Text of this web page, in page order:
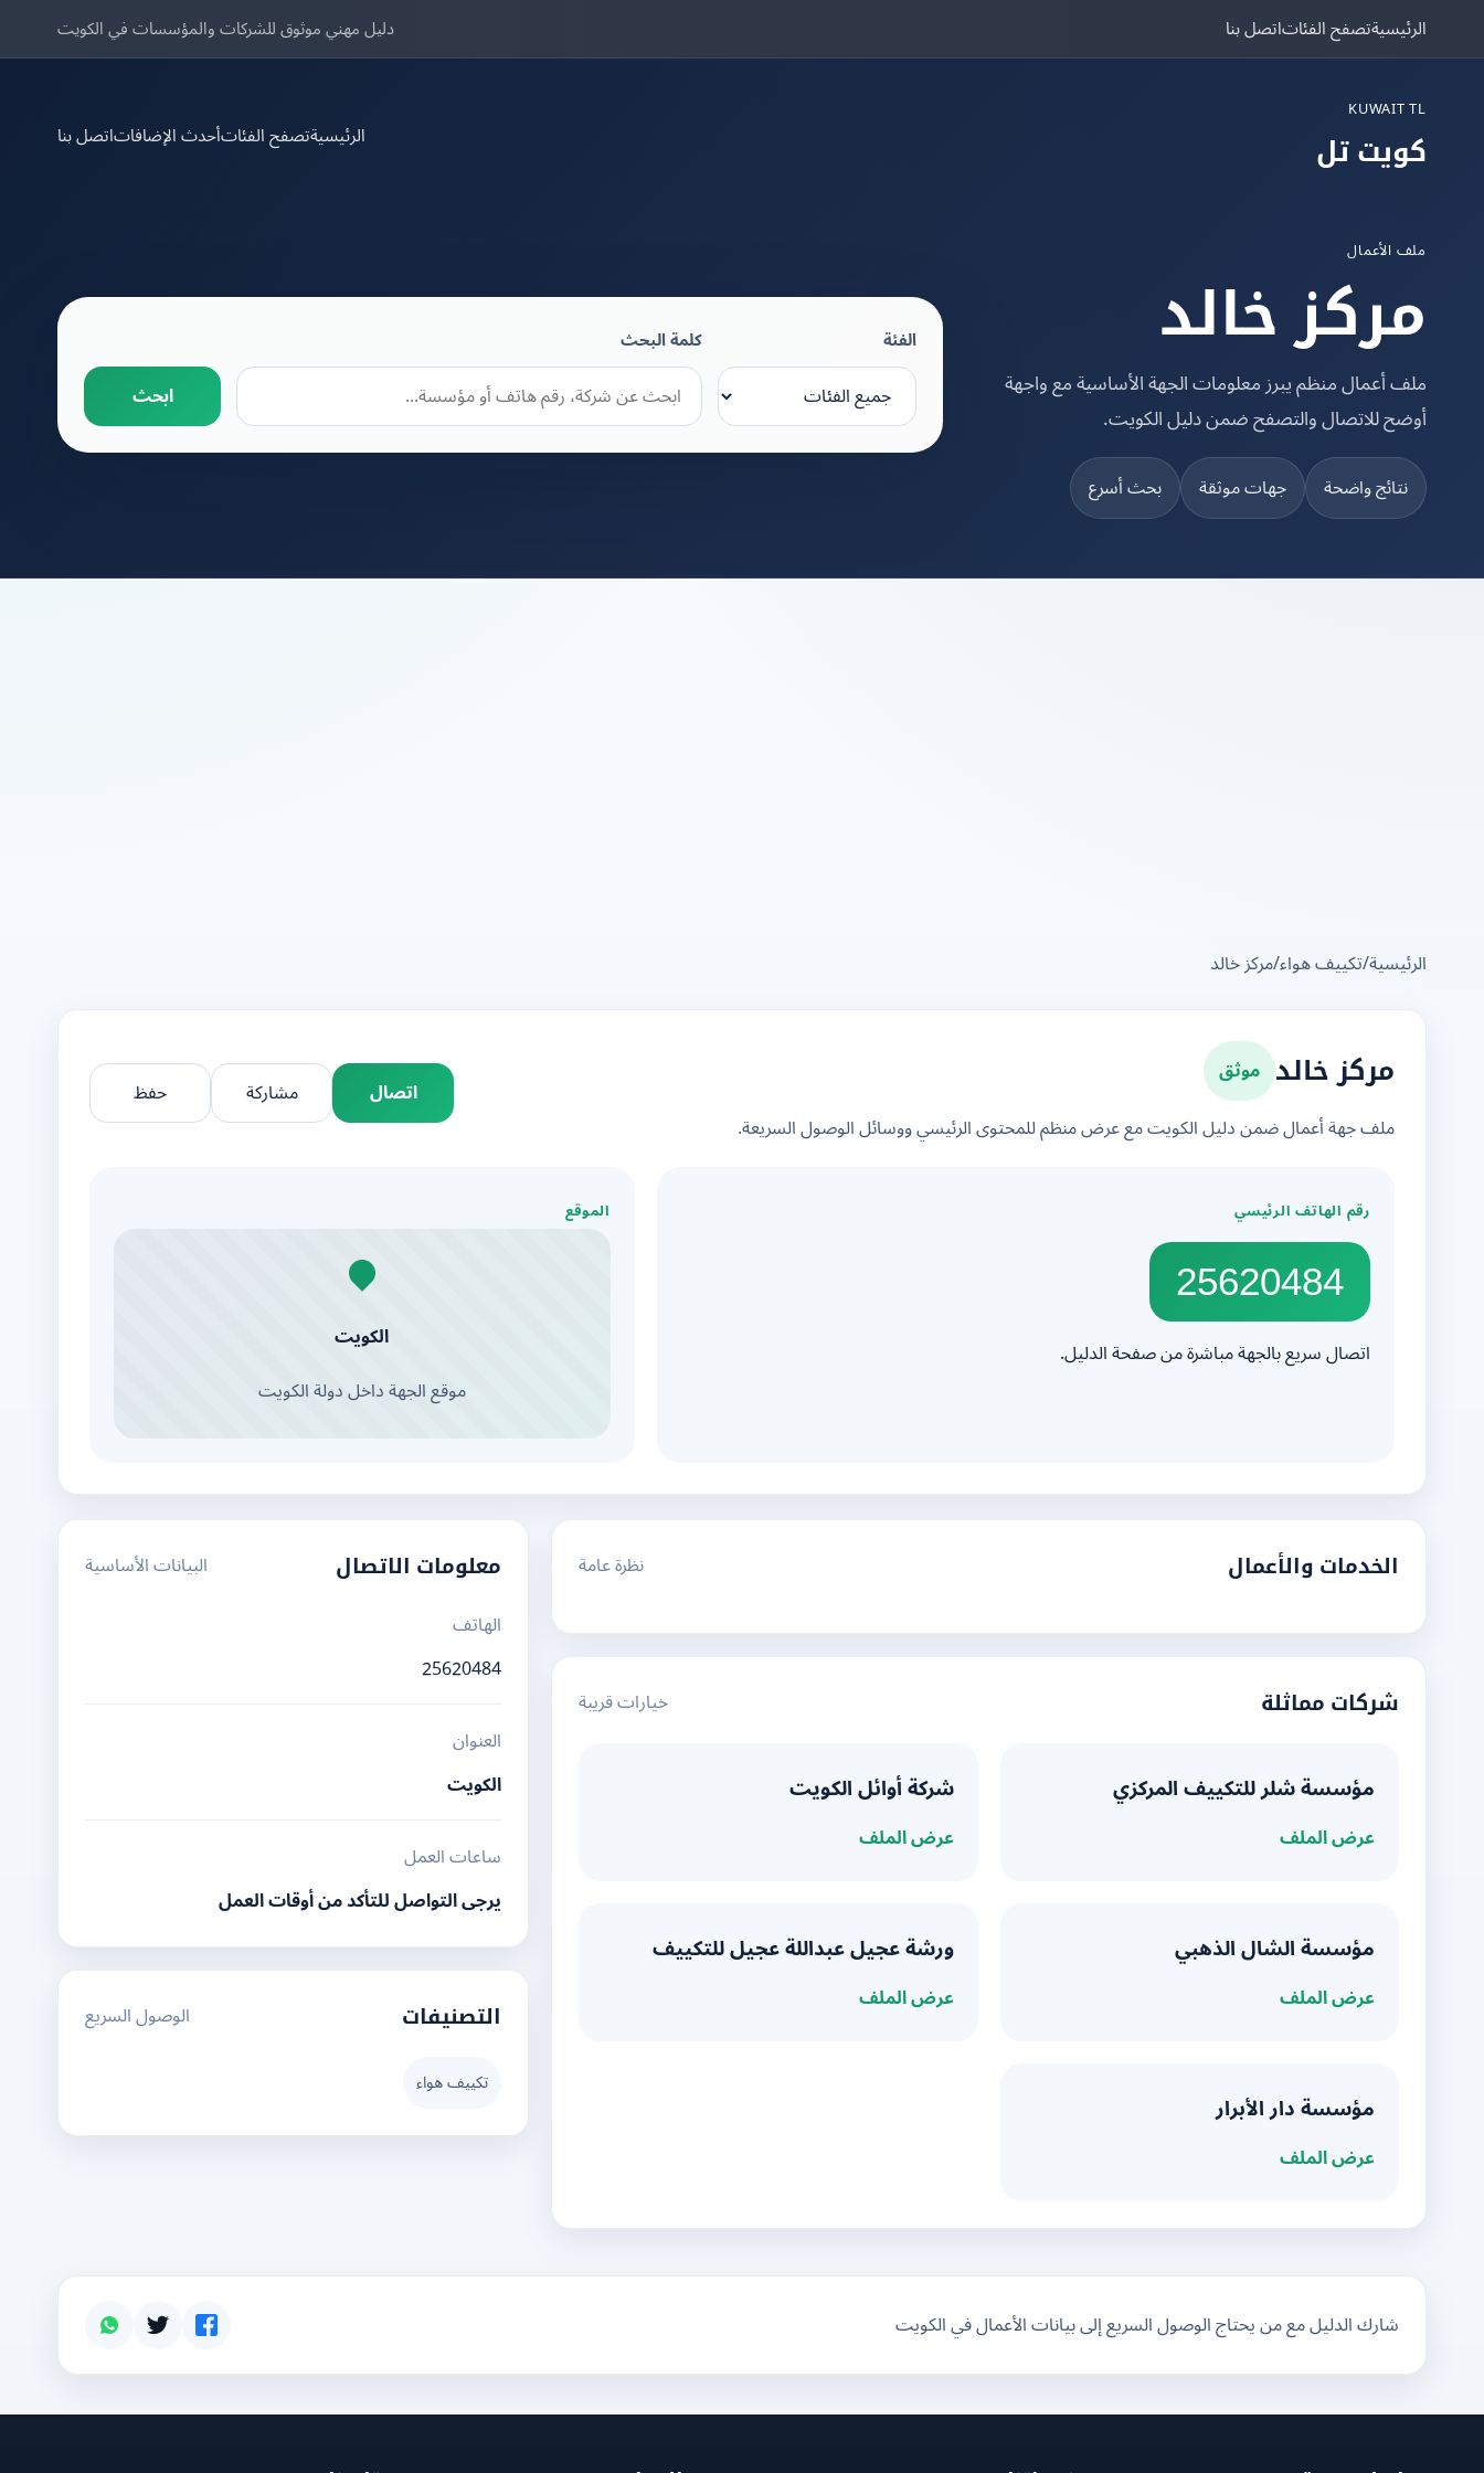
الرئيسيةتصفح الفئاتاتصل بنا دليل مهني موثوق للشركات والمؤسسات في الكويت
KUWAIT TL
كويت تل
الرئيسيةتصفح الفئاتأحدث الإضافاتاتصل بنا
ملف الأعمال
مركز خالد
ملف أعمال منظم يبرز معلومات الجهة الأساسية مع واجهة
أوضح للاتصال والتصفح ضمن دليل الكويت.
نتائج واضحة جهات موثقة بحث أسرع
الفئة كلمة البحث
ابحث
الرئيسية/تكييف هواء/مركز خالد
مركز خالد موثق
ملف جهة أعمال ضمن دليل الكويت مع عرض منظم للمحتوى الرئيسي ووسائل الوصول السريعة.
اتصال مشاركة حفظ
رقم الهاتف الرئيسي
25620484
اتصال سريع بالجهة مباشرة من صفحة الدليل.
الموقع
الكويت
موقع الجهة داخل دولة الكويت
الخدمات والأعمال نظرة عامة
شركات مماثلة خيارات قريبة
مؤسسة شلر للتكييف المركزي
عرض الملف
شركة أوائل الكويت
عرض الملف
مؤسسة الشال الذهبي
عرض الملف
ورشة عجيل عبداللة عجيل للتكييف
عرض الملف
مؤسسة دار الأبرار
عرض الملف
معلومات الاتصال
البيانات الأساسية
الهاتف
25620484
العنوان
الكويت
ساعات العمل
يرجى التواصل للتأكد من أوقات العمل
التصنيفات الوصول السريع
تكييف هواء
شارك الدليل مع من يحتاج الوصول السريع إلى بيانات الأعمال في الكويت